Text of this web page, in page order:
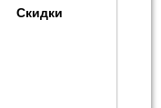
Скидки